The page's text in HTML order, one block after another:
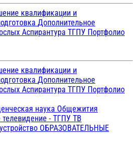
квалификации и
Дополнительное
Аспирантура ТГПУ Портфолио
квалификации и
Дополнительное
Аспирантура ТГПУ Портфолио
наука Общежития
телевидение - ТГПУ ТВ
ОБРАЗОВАТЕЛЬНЫЕ